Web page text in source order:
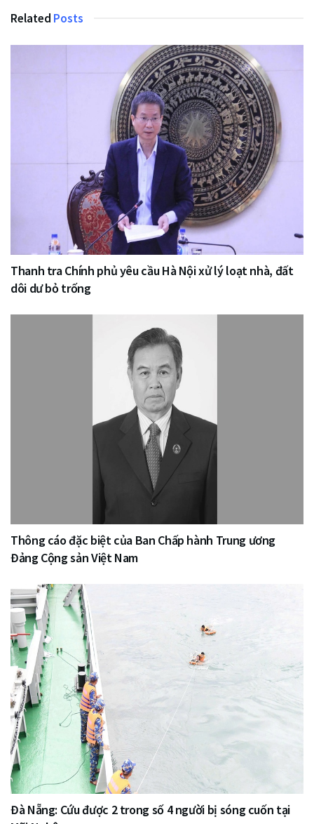
Related Posts
Thanh tra Chính phủ yêu cầu Hà Nội xử lý loạt nhà, đất
dôi dư bỏ trống
Thông cáo đặc biệt của Ban Chấp hành Trung ương
Đảng Cộng sản Việt Nam
Đà Nẵng: Cứu được 2 trong số 4 người bị sóng cuốn tại